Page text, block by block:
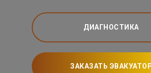
ДИАГНОСТИКА
ЗАКАЗАТЬ